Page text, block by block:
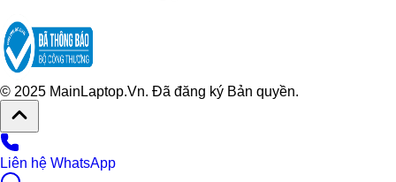
© 2025 MainLaptop.Vn. Đã đăng ký Bản quyền.
Liên hệ WhatsApp